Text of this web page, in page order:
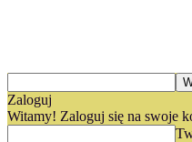
Zaloguj
Witamy! Zaloguj się na swoje